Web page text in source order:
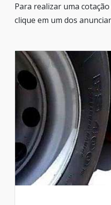
Para realizar uma
clique em um dos